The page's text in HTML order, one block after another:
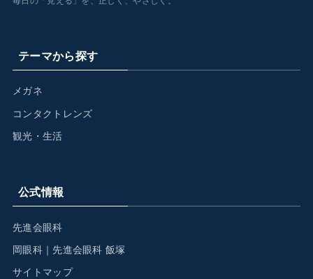
テーマから探す
メガネ
コンタクトレンズ
観光・生活
公式情報
先進会眼科
岡眼科｜先進会眼科 飯塚
サイトマップ